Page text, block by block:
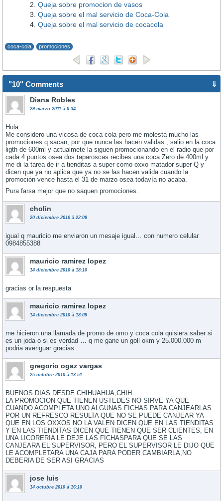
Queja sobre promocion de vasos
Queja sobre el mal servicio de Coca-Cola
Queja sobre el mal servicio de cocacola
coca-cola promociones
"10" Comments ⇓
Diana Robles
29 marzo 2011 à 0:34
Hola:
Me considero una vicosa de coca cola pero me molesta mucho las
promociones q sacan, por que nunca las hacen validas , salio en la coca
ligth de 600ml y actualmete la siguen promocionando en el radio que por
cada 4 puntos osea dos taparoscas recibes una coca Zero de 400ml y
me di la tarea de ir a tienditas a super como oxxo matador super Q y
dicen que ya no aplica que ya no se las hacen valida cuando la
promoción vence hasta el 31 de marzo osea todaví­a no acaba.
Pura farsa mejor que no saquen promociones.
cholin
20 diciembre 2010 à 22:09
igual q mauricio me enviaron un mesaje igual… con numero celular
0984855388
mauricio ramirez lopez
14 diciembre 2010 à 18:10
gracias or la respuesta
mauricio ramirez lopez
14 diciembre 2010 à 18:08
me hicieron una llamada de promo de omo y coca cola quisiera saber si
es un joda o si es verdad … q me gane un goll okm y 25.000.000 m
podria averiguar gracias
gregorio ogaz vargas
25 octubre 2010 à 13:51
BUENOS DIAS DESDE CHIHUAHUA,CHIH.
LA PROMOCION QUE TIENEN USTEDES NO SIRVE YA QUE
CUANDO ACOMPLETA UNO ALGUNAS FICHAS PARA CANJEARLAS
POR UN REFRESCO RESULTA QUE NO SE PUEDE CANJEAR YA
QUE EN LOS OXXOS NO LA VALEN DICEN QUE EN LAS TIENDITAS
Y EN LAS TIENDITAS DICEN QUE TIENEN QUE SER CLIENTES, EN
UNA LICORERIA LE DEJE LAS FICHASPARA QUE SE LAS
CANJEARA EL SUPERVISOR, PERO EL SUPERVISOR LE DIJO QUE
LE ACOMPLETARA UNA CAJA PARA PODER CAMBIARLA,NO
DEBERIA DE SER ASI GRACIAS
jose luis
14 octubre 2010 à 16:10